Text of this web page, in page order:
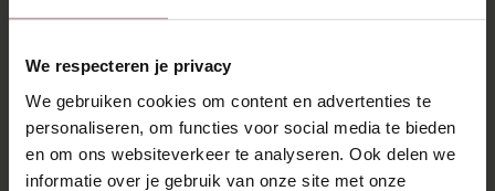
We respecteren je privacy
We gebruiken cookies om content en advertenties te
personaliseren, om functies voor social media te bieden
en om ons websiteverkeer te analyseren. Ook delen we
informatie over je gebruik van onze site met onze
RECENT BEKEKEN